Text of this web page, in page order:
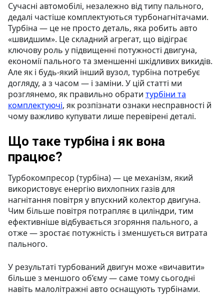
Сучасні автомобілі, незалежно від типу пального,
дедалі частіше комплектуються турбонагнітачами.
Турбіна — це не просто деталь, яка робить авто
«швидшим». Це складний агрегат, що відіграє
ключову роль у підвищенні потужності двигуна,
економії пального та зменшенні шкідливих викидів.
Але як і будь-який інший вузол, турбіна потребує
догляду, а з часом — і заміни. У цій статті ми
розглянемо, як правильно обрати турбіни та
комплектуючі, як розпізнати ознаки несправності й
чому важливо купувати лише перевірені деталі.
Що таке турбіна і як вона
працює?
Турбокомпресор (турбіна) — це механізм, який
використовує енергію вихлопних газів для
нагнітання повітря у впускний колектор двигуна.
Чим більше повітря потрапляє в циліндри, тим
ефективніше відбувається згоряння пального, а
отже — зростає потужність і зменшується витрата
пального.
У результаті турбований двигун може «вичавити»
більше з меншого об’єму — саме тому сьогодні
навіть малолітражні авто оснащують турбінами.